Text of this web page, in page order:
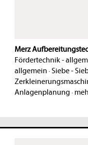
Merz
Fördertechnik -
allgemein · Siebe -
Anlagenplanung ·